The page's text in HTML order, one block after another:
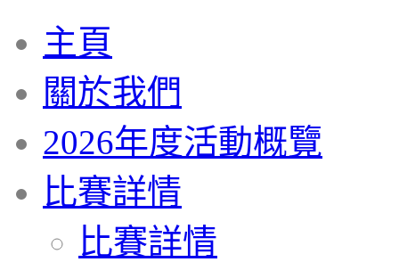
主頁
關於我們
2026年度活動概覽
比賽詳情
比賽詳情